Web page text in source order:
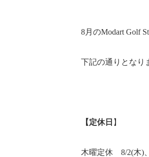
8月のModart Golf
下記の通りとなり
【定休日 】
木曜定休 8/2(木)